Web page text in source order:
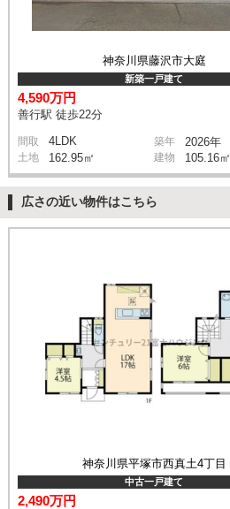
神奈川県藤沢市大庭
新築一戸建て
4,590万円
善行駅 徒歩22分
間取 4LDK 築年 2026年
土地 162.95㎡ 建物 105.16㎡
広さの近い物件はこちら
神奈川県平塚市西真土4丁目
中古一戸建て
2,490万円